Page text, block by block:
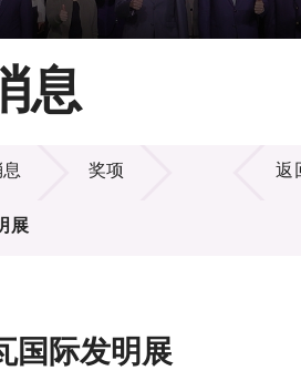
息
奖项
展
返
国际发明展